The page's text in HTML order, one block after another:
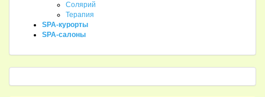
Солярий
Терапия
SPA-курорты
SPA-салоны